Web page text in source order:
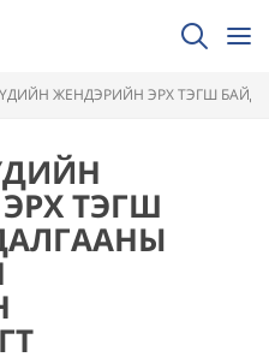
ЖЕНДЭРИЙН ЭРХ ТЭГШ
ТЭГШ